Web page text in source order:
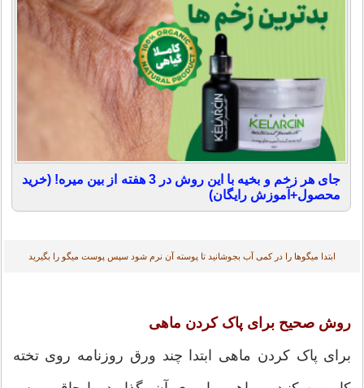
جای هر زخم و بخیه با این روش در 3 هفته از بین میره! (خرید
محصول+آموزش رایگان)
ابتدا میگو‌ها را در کمی آب بجوشانید تا پوسته آن نرم شود سپس پوست میگو را بگیرید
روش صحیح برای پاک کردن ماهی
برای پاک کردن ماهی ابتدا چند ورق روزنامه روی تخته